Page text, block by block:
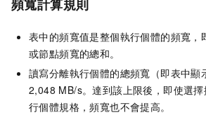
頻寬計算規則
表中的頻寬值是整個執行個體的頻寬，
或節點頻寬的總和。
讀寫分離執行個體的總頻寬（即表中顯
2,048 MB/s。達到該上限後，即使選
行個體規格，頻寬也不會提高。